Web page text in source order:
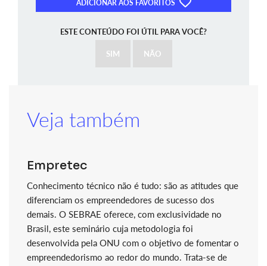
ADICIONAR AOS FAVORITOS
ESTE CONTEÚDO FOI ÚTIL PARA VOCÊ?
SIM NÃO
Veja também
Empretec
Conhecimento técnico não é tudo: são as atitudes que
diferenciam os empreendedores de sucesso dos
demais. O SEBRAE oferece, com exclusividade no
Brasil, este seminário cuja metodologia foi
desenvolvida pela ONU com o objetivo de fomentar o
empreendedorismo ao redor do mundo. Trata-se de